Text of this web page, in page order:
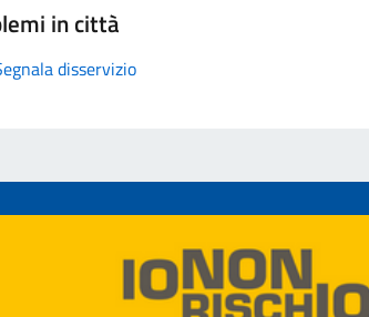
in città
disservizio